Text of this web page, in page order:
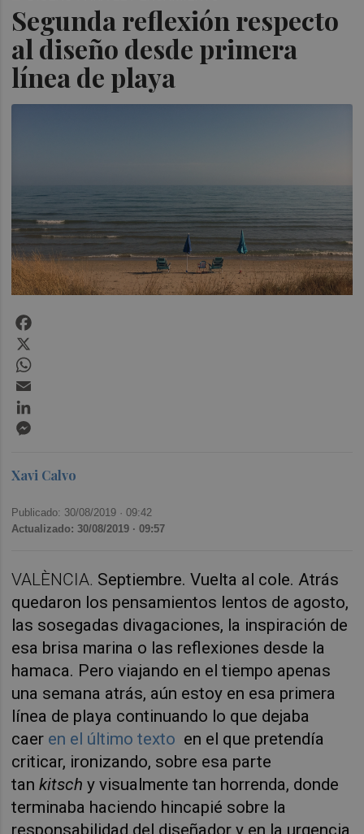
Segunda reflexión respecto
al diseño desde primera
línea de playa
Xavi Calvo
Publicado: 30/08/2019 ·09:42
Actualizado: 30/08/2019 · 09:57
VALÈNCIA. Septiembre. Vuelta al cole. Atrás
quedaron los pensamientos lentos de agosto,
las sosegadas divagaciones, la inspiración de
esa brisa marina o las reflexiones desde la
hamaca. Pero viajando en el tiempo apenas
una semana atrás, aún estoy en esa primera
línea de playa continuando lo que dejaba
caer en el último texto en el que pretendía
criticar, ironizando, sobre esa parte
tan kitsch y visualmente tan horrenda, donde
terminaba haciendo hincapié sobre la
responsabilidad del diseñador y en la urgencia